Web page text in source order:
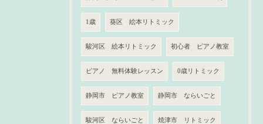
1歳 葵区 絵本リトミック
駿河区 絵本リトミック 初心者 ピアノ教室
ピアノ 無料体験レッスン 0歳リトミック
静岡市 ピアノ教室 静岡市 ならいごと
駿河区 ならいごと 焼津市 リトミック